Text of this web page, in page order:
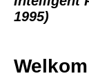
1995)